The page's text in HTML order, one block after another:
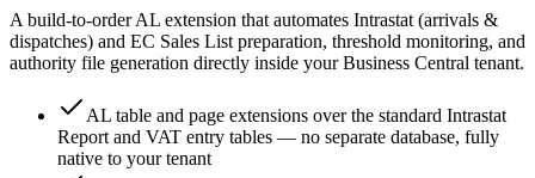
A build-to-order AL extension that automates Intrastat (arrivals &
dispatches) and EC Sales List preparation, threshold monitoring, and
authority file generation directly inside your Business Central tenant.
AL table and page extensions over the standard Intrastat
Report and VAT entry tables — no separate database, fully
native to your tenant